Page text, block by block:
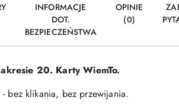
INFORMACJE
DOT.
BEZPIECZEŃSTWA
OPINIE
(0)
20. Karty WiemTo.
bez klikania, bez przewijania.